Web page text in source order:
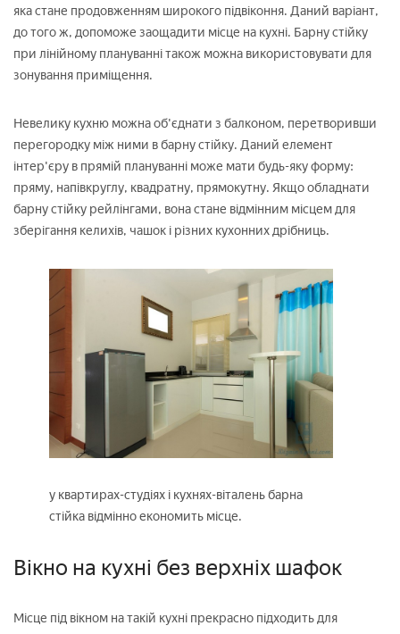
яка стане продовженням широкого підвіконня. Даний варіант,
до того ж, допоможе заощадити місце на кухні. Барну стійку
при лінійному плануванні також можна використовувати для
зонування приміщення.
Невелику кухню можна об'єднати з балконом, перетворивши
перегородку між ними в барну стійку. Даний елемент
інтер'єру в прямій плануванні може мати будь-яку форму:
пряму, напівкруглу, квадратну, прямокутну. Якщо обладнати
барну стійку рейлінгами, вона стане відмінним місцем для
зберігання келихів, чашок і різних кухонних дрібниць.
у квартирах-студіях і кухнях-віталень барна
стійка відмінно економить місце.
Вікно на кухні без верхніх шафок
Місце під вікном на такій кухні прекрасно підходить для